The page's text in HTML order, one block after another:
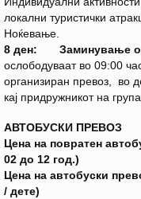
локални туристички
Ноќевање.
8 ден: Заминување од
ослободуваат во 09:00
организиран превоз, во
кај придружникот на
АВТОБУСКИ ПРЕВОЗ
Цена на повратен
02 до 12 год.)
Цена на автобуски
/ дете)